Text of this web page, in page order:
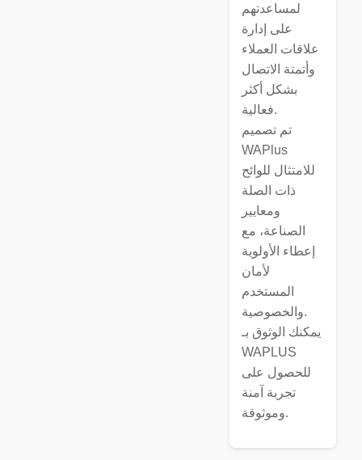
لمساعدتهم
على إدارة
علاقات العملاء
وأتمتة الاتصال
بشكل أكثر
فعالية.
تم تصميم
WAPlus
للامتثال للوائح
ذات الصلة
ومعايير
الصناعة، مع
إعطاء الأولوية
لأمان
المستخدم
والخصوصية.
يمكنك الوثوق بـ
WAPLUS
للحصول على
تجربة آمنة
وموثوقة.